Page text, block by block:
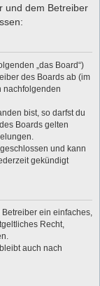
und dem Betreiber
„das Board“)
des Boards ab (im
nachfolgenden
bist, so darfst du
Boards gelten
und kann
gekündigt
ein einfaches,
Recht,
auch nach